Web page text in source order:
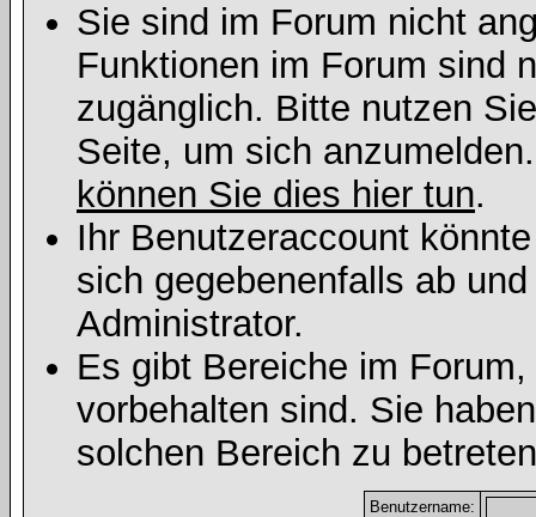
Sie sind im Forum nicht
Funktionen im Forum sind
zugänglich. Bitte nutzen
Seite, um sich
können Sie dies hier tun.
Ihr Benutzeraccount
sich gegebenenfalls ab
Administrator.
Es gibt Bereiche im
vorbehalten sind. Sie
solchen Bereich zu
Benutzername: